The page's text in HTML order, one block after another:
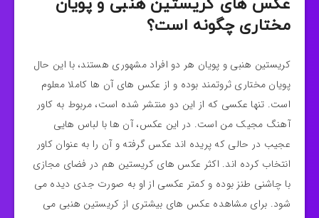
مختاری چگونه است؟
کریستین هنبی و پویان هر دو افراد مشهوری هستند، با این حال
پویان مختاری ثروتمند بوده و از عکس های آن ها کاملا معلوم
است. تنها عکسی که از این دو منتشر شده است، مربوط به کاور
آهنگ مجیک من است. در این عکس، آن ها با لباس هایی
عجیب در حالی که پریده اند عکس گرفته و آن را به عنوان کاور
انتخاب کرده اند. اکثر عکس های کریستین هم در فضای مجازی
با چاشنی طنز بوده و کمتر عکسی از او به صورت جدی دیده می
شود. برای مشاهده عکس های بیشتری از کریستین هنبی می